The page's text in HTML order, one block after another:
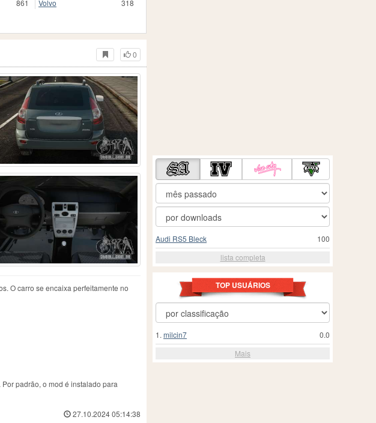
861
Volvo
318
0
O carro se encaixa perfeitamente no
padrão, o mod é instalado para
27.10.2024 05:14:38
100
Audi RS5 Bleck
lista completa
TOP USUÁRIOS
0.0
1. milcin7
Mais